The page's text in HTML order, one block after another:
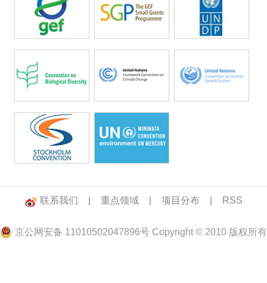
联系我们 重点领域 项目分布 RSS
京公网安备 11010502047896号 Copyright © 2010 版权所有